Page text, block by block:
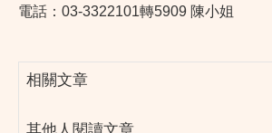
電話：03-3322101轉5909 陳小姐
相關文章